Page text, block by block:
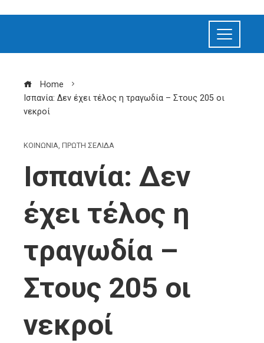
Home
Ισπανία: Δεν έχει τέλος η τραγωδία – Στους 205 οι
νεκροί
ΚΟΙΝΩΝΙΑ, ΠΡΩΤΗ ΣΕΛΙΔΑ
Ισπανία: Δεν
έχει τέλος η
τραγωδία –
Στους 205 οι
νεκροί